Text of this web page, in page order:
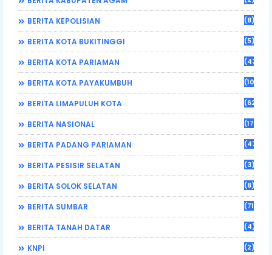
BERITA KEPOLISIAN (8)
BERITA KOTA BUKITINGGI (5)
BERITA KOTA PARIAMAN (43)
BERITA KOTA PAYAKUMBUH (108)
BERITA LIMAPULUH KOTA (62)
BERITA NASIONAL (17)
BERITA PADANG PARIAMAN (470)
BERITA PESISIR SELATAN (3)
BERITA SOLOK SELATAN (8)
BERITA SUMBAR (71)
BERITA TANAH DATAR (4)
KNPI (2)